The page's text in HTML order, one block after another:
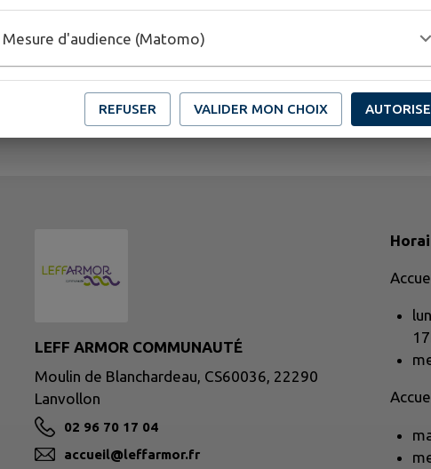
LEFF ARMOR COMMUNAUTÉ
Moulin de Blanchardeau, CS60036, 22290
Lanvollon
02 96 70 17 04
accueil@leffarmor.fr
Mesure d'audience (Matomo)
REFUSER VALIDER MON CHOIX